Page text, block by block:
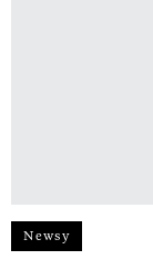
Newsy